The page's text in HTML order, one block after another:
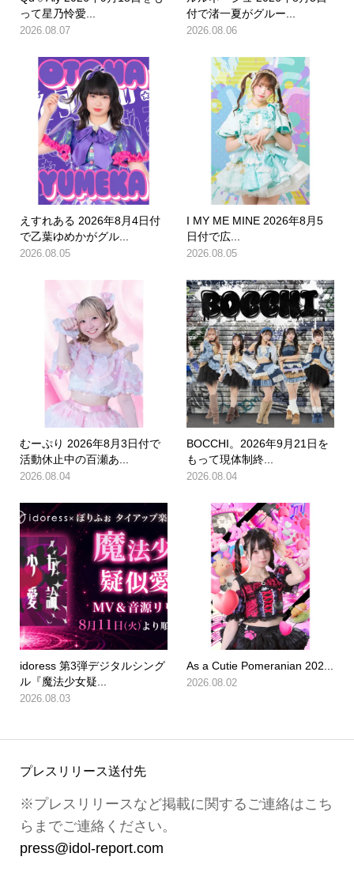
って星乃怜愛...
2026.08.07
付で渚一夏がグルー...
2026.08.06
えすれある 2026年8月4日付
で乙葉ゆめかがグル...
2026.08.05
I MY ME MINE 2026年8月5
日付で広...
2026.08.05
むーぷり 2026年8月3日付で
活動休止中の百瀬あ...
2026.08.04
BOCCHI。2026年9月21日を
もって現体制終...
2026.08.04
idoress 第3弾デジタルシング
ル『魔法少女疑...
2026.08.03
As a Cutie Pomeranian 202...
2026.08.02
プレスリリース送付先
※プレスリリースなど掲載に関するご連絡はこち
らまでご連絡ください。
press@idol-report.com